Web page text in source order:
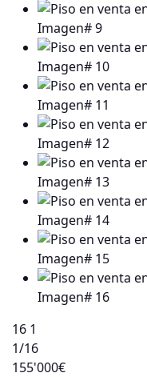
16 1
1/16
155'000€